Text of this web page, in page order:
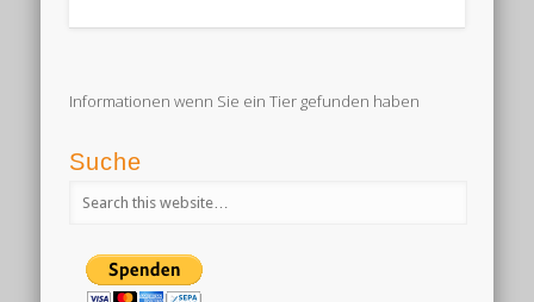
Informationen wenn Sie ein Tier gefunden haben
Suche